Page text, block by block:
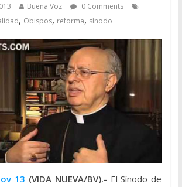
Buena Voz
0 Comments
, Obispos, reforma, sínodo
13 (VIDA NUEVA/BV).- El Sínodo de